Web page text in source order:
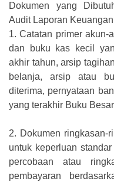
Dokumen yang
Audit Laporan Keuangan
1. Catatan primer akun-
dan buku kas kecil
akhir tahun, arsip
belanja, arsip atau
diterima, pernyataan
yang terakhir Buku
2. Dokumen ringkasan-
untuk keperluan
percobaan atau
pembayaran